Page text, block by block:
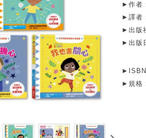
►作者
►譯者
►出版
►出版
►ISBN
►規格